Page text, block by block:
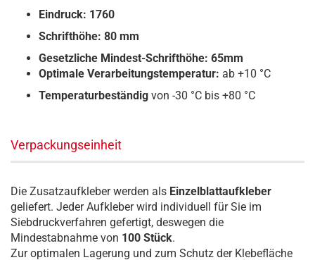
Eindruck: 1760
Schrifthöhe: 80 mm
Gesetzliche Mindest-Schrifthöhe: 65mm
Optimale Verarbeitungstemperatur: ab +10 °C
Temperaturbeständig von -30 °C bis +80 °C
Verpackungseinheit
Die Zusatzaufkleber werden als Einzelblattaufkleber
geliefert. Jeder Aufkleber wird individuell für Sie im
Siebdruckverfahren gefertigt, deswegen die
Mindestabnahme von 100 Stück.
Zur optimalen Lagerung und zum Schutz der Klebefläche